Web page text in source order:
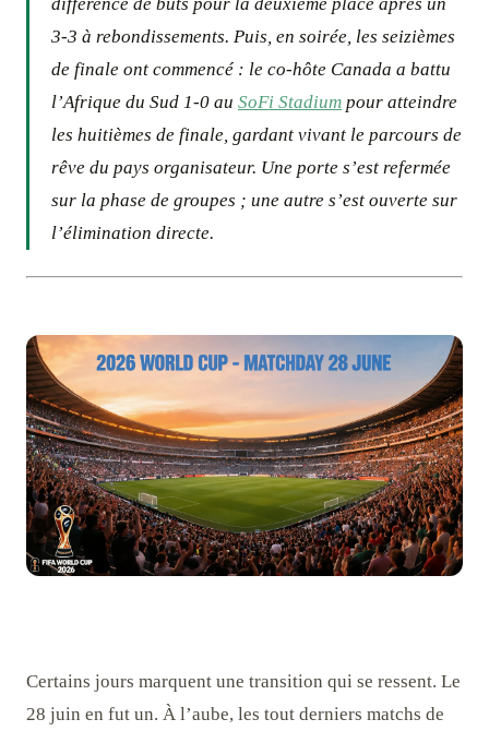
3-3 à rebondissements. Puis, en soirée, les seizièmes
de finale ont commencé : le co-hôte Canada a battu
l’Afrique du Sud 1-0 au SoFi Stadium pour atteindre
les huitièmes de finale, gardant vivant le parcours de
rêve du pays organisateur. Une porte s’est refermée
sur la phase de groupes ; une autre s’est ouverte sur
l’élimination directe.
Certains jours marquent une transition qui se ressent. Le
28 juin en fut un. À l’aube, les tout derniers matchs de